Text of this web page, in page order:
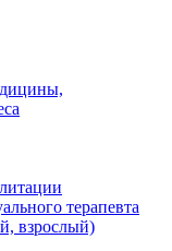
терапевта
взрослый)